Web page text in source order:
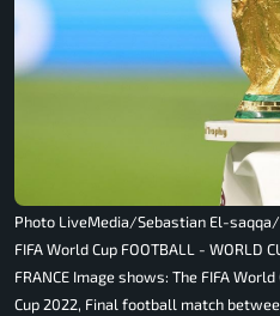
Photo LiveMedia/Sebastian El-saqqa/
FIFA World Cup FOOTBALL - WORLD
FRANCE Image shows: The FIFA
Cup 2022, Final football match